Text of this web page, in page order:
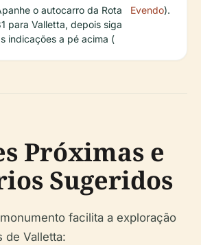
o autocarro da Rota
para Valletta, depois siga
indicações a pé acima (
Evendo).
Próximas e
Sugeridos
facilita a exploração
de Valletta: